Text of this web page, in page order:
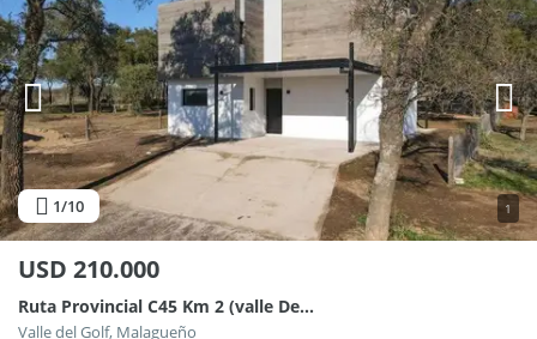
1/10 1
USD 210.000
Ruta Provincial C45 Km 2 (valle Del Golf)
Valle del Golf, Malagueño